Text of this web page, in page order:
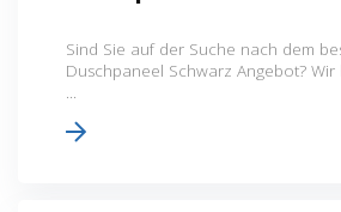
Sind Sie auf der Suche nach dem
Duschpaneel Schwarz Angebot?
...